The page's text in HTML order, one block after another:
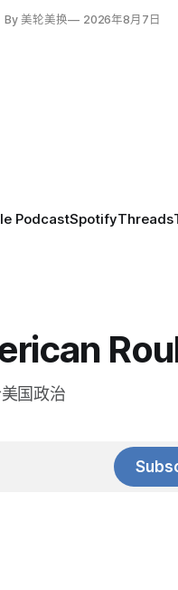
战争寻找「退路」：现有升
By 美轮美换 2026年8月7日
PodcastSpotifyThreads
国政治